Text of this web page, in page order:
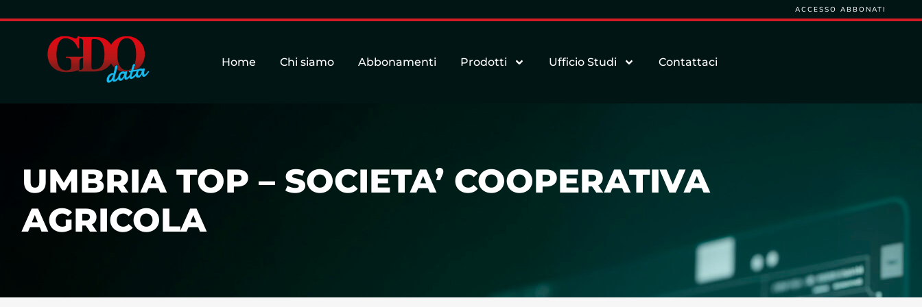
ACCESSO ABBONATI
Home Chi siamo Abbonamenti Prodotti Ufficio Studi Contattaci
UMBRIA TOP – SOCIETA’ COOPERATIVA
AGRICOLA